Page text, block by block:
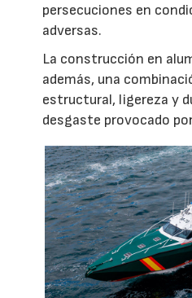
persecuciones en
adversas.
La construcción en
además, una
estructural, ligereza y
desgaste provocado